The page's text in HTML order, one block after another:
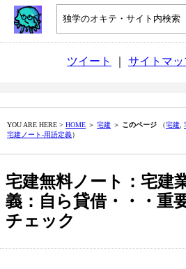
ツイート サイトマッ
YOU ARE HERE > HOME ＞ 宅建 ＞ このページ （宅建
宅建ノート‐用語定義）
宅建無料ノート：宅建
義：自ら貸借・・・重
チェック